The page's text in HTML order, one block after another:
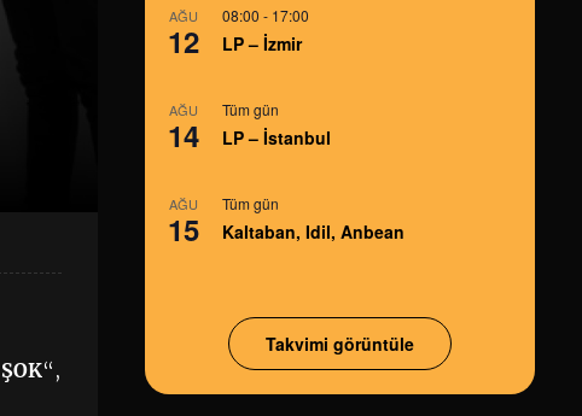
ŞOK“,
AĞU
12
08:00 - 17:00
LP – İzmir
AĞU
14
Tüm gün
LP – İstanbul
AĞU
15
Tüm gün
Kaltaban, Idil, Anbean
Takvimi görüntüle